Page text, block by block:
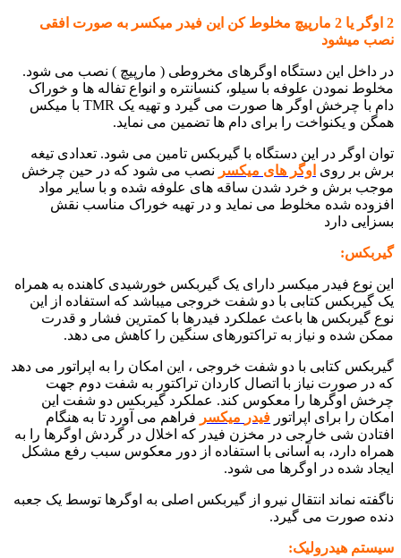
2 اوگر یا 2 مارپیچ مخلوط کن این فیدر میکسر به صورت افقی
نصب میشود
در داخل این دستگاه اوگرهای مخروطی ( مارپیچ ) نصب می شود.
مخلوط نمودن علوفه با سیلو، کنسانتره و انواع تفاله ها و خوراک
دام با چرخش اوگر ها صورت می گیرد و تهیه یک TMR با میکس
همگن و یکنواخت را برای دام ها تضمین می نماید.
توان اوگر در این دستگاه با گیربکس تامین می شود. تعدادی تیغه
برش بر روی اوگر های میکسر نصب می شود که در حین چرخش
موجب برش و خرد شدن ساقه های علوفه شده و با سایر مواد
افزوده شده مخلوط می نماید و در تهیه خوراک مناسب نقش
بسزایی دارد
گیربکس:
این نوع فیدر میکسر دارای یک گیربکس خورشیدی کاهنده به همراه
یک گیربکس کتابی با دو شفت خروجی میباشد که استفاده از این
نوع گیربکس ها باعث عملکرد فیدرها با کمترین فشار و قدرت
ممکن شده و نیاز به تراکتورهای سنگین را کاهش می دهد.
گیربکس کتابی با دو شفت خروجی ، این امکان را به اپراتور می دهد
که در صورت نیاز با اتصال کاردان تراکتور به شفت دوم جهت
چرخش اوگرها را معکوس کند. عملکرد گیربکس دو شفت این
امکان را برای اپراتور فیدر میکسر فراهم می آورد تا به هنگام
افتادن شی خارجی در مخزن فیدر که اخلال در گردش اوگرها را به
همراه دارد، به آسانی با استفاده از دور معکوس سبب رفع مشکل
ایجاد شده در اوگرها می شود.
ناگفته نماند انتقال نیرو از گیربکس اصلی به اوگرها توسط یک جعبه
دنده صورت می گیرد.
سیستم هیدرولیک: